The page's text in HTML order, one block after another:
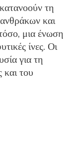
τη
και
μια ένωση
ίνες. Οι
για τη
και του